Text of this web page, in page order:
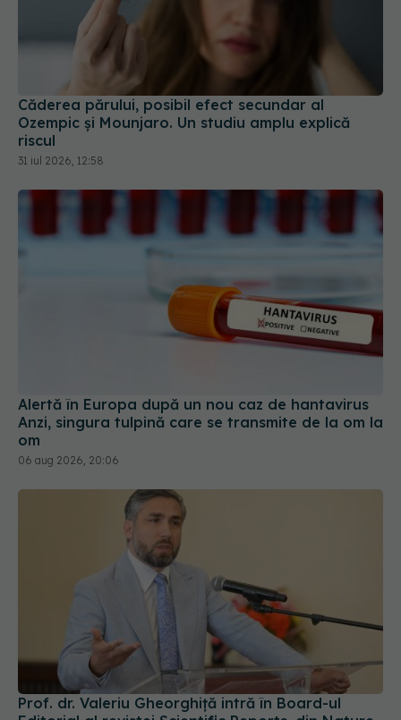
Căderea părului, posibil efect secundar al
Ozempic și Mounjaro. Un studiu amplu explică
31 iul 2026, 12:58
Alertă în Europa după un nou caz de hantavirus
Anzi, singura tulpină care se transmite de la om la
06 aug 2026, 20:06
Prof. dr. Valeriu Gheorghiță intră în Board-ul
Editorial al revistei Scientific Reports, din Nature
Portfolio
05 aug 2026, 21:09